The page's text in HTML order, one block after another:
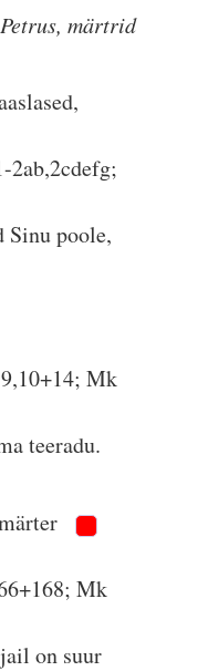
märtrid
2ab,2cdefg;
Sinu poole,
Mk
teeradu.
Mk
on suur